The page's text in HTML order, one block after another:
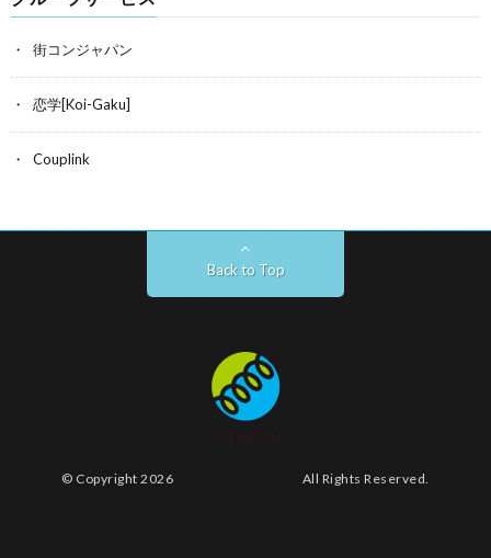
街コンジャパン
恋学[Koi-Gaku]
Couplink
Back to Top
© Copyright 2026 All Rights Reserved.